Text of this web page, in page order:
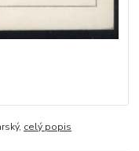
celý popis